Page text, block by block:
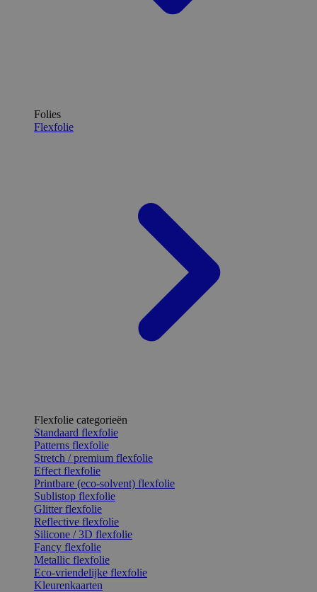
Folies
Flexfolie
Flexfolie categorieën
Standaard flexfolie
Patterns flexfolie
Stretch / premium flexfolie
Effect flexfolie
Printbare (eco-solvent) flexfolie
Sublistop flexfolie
Glitter flexfolie
Reflective flexfolie
Silicone / 3D flexfolie
Fancy flexfolie
Metallic flexfolie
Eco-vriendelijke flexfolie
Kleurenkaarten